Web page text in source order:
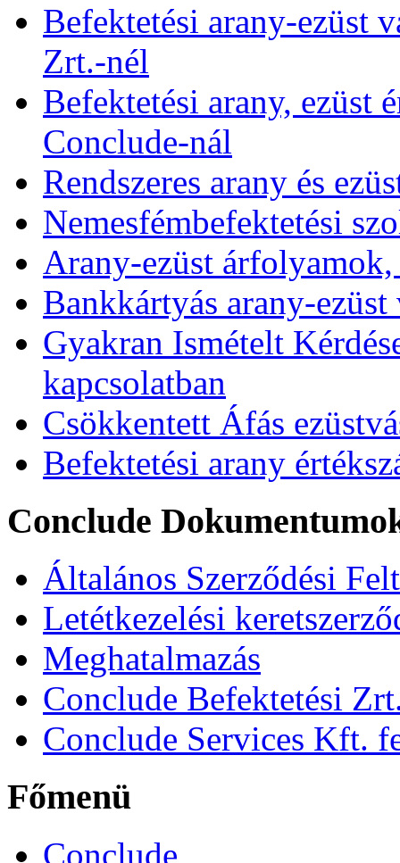
Befektetési arany-ezüst
Zrt.-nél
Befektetési arany, ezüst
Conclude-nál
Rendszeres arany és
Nemesfémbefektetési
Arany-ezüst
Bankkártyás arany-
Gyakran Ismételt
kapcsolatban
Csökkentett Áfás
Befektetési arany
Conclude
Általános Szerződési
Letétkezelési
Meghatalmazás
Conclude Befektetési
Conclude Services Kft.
Főmenü
Conclude